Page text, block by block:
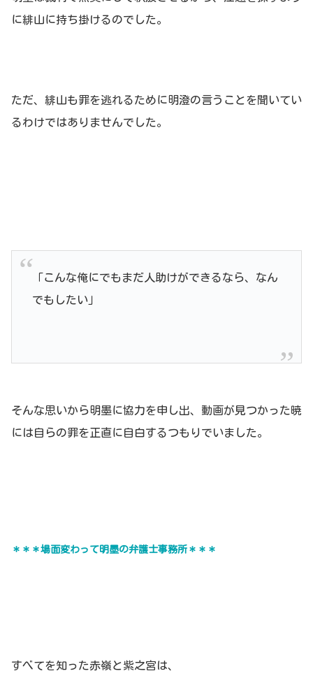
に緋山に持ち掛けるのでした。
ただ、緋山も罪を逃れるために明澄の言うことを聞いてい
るわけではありませんでした。
「こんな俺にでもまだ人助けができるなら、なん
でもしたい」
そんな思いから明墨に協力を申し出、動画が見つかった暁
には自らの罪を正直に自白するつもりでいました。
＊＊＊場面変わって明墨の弁護士事務所＊＊＊
すべてを知った赤嶺と紫之宮は、